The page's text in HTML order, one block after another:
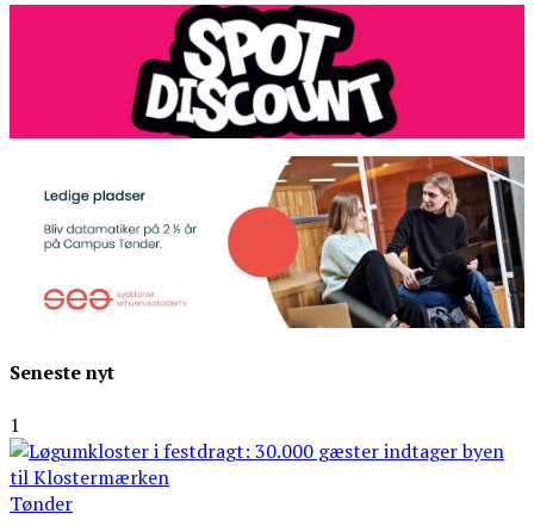
Seneste nyt
1
Tønder